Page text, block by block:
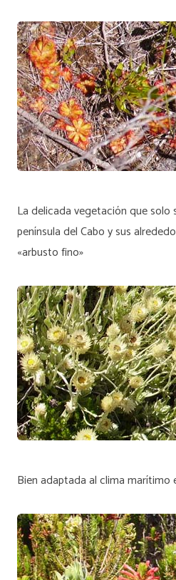
La delicada vegetación que solo
península del Cabo y sus
«arbusto fino»
Bien adaptada al clima marítimo